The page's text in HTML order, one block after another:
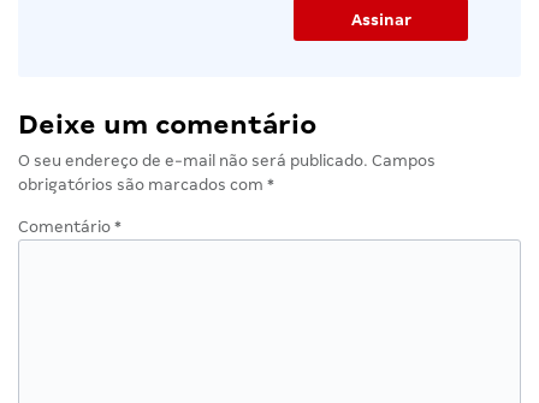
Deixe um comentário
O seu endereço de e-mail não será publicado. Campos
obrigatórios são marcados com *
Comentário *